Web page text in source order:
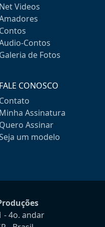
Net Videos
Contos
Contos
Galeria de Fotos
FALE CONOSCO
Contato
Minha Assinatura
Quero Assinar
um modelo
- 4o. andar